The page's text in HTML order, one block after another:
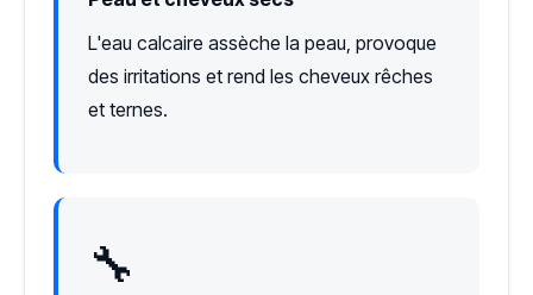
L'eau calcaire assèche la peau, provoque
des irritations et rend les cheveux rêches
et ternes.
🔧